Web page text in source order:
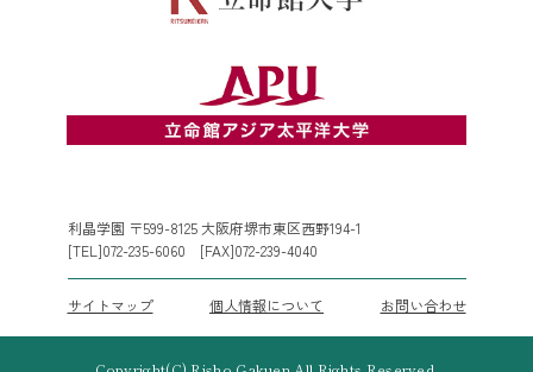
利晶学園 〒599-8125 大阪府堺市東区西野194-1
[TEL]072-235-6060 [FAX]072-239-4040
サイトマップ 個人情報について お問い合わせ